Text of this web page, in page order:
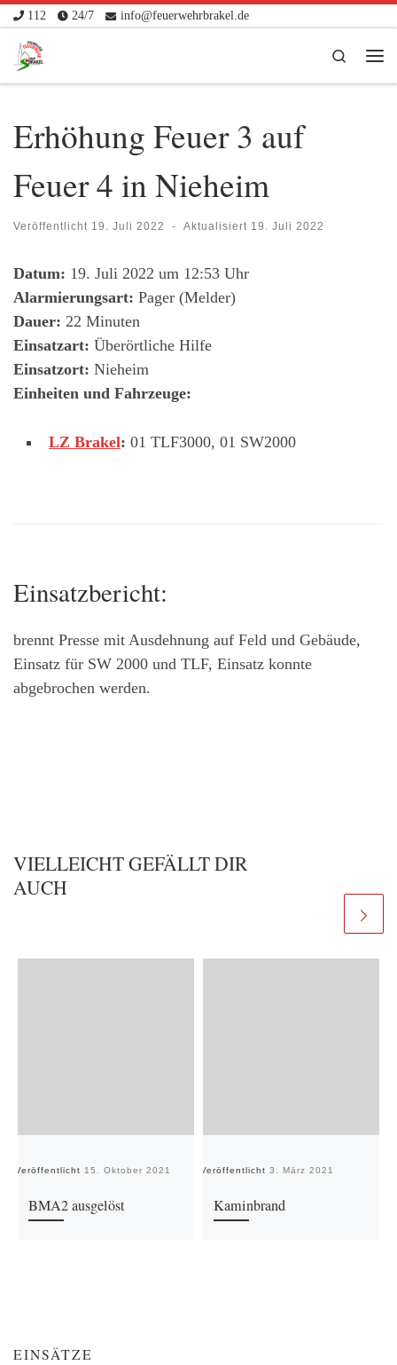
Zum Inhalt springen
112 24/7 info@feuerwehrbrakel.de
Search
Erhöhung Feuer 3 auf
Feuer 4 in Nieheim
Veröffentlicht 19. Juli 2022 - Aktualisiert 19. Juli 2022
Datum: 19. Juli 2022 um 12:53 Uhr
Alarmierungsart: Pager (Melder)
Dauer: 22 Minuten
Einsatzart: Überörtliche Hilfe
Einsatzort: Nieheim
Einheiten und Fahrzeuge:
LZ Brakel: 01 TLF3000, 01 SW2000
Einsatzbericht:
brennt Presse mit Ausdehnung auf Feld und Gebäude,
Einsatz für SW 2000 und TLF, Einsatz konnte
abgebrochen werden.
VIELLEICHT GEFÄLLT DIR
AUCH
Veröffentlicht 15. Oktober 2021
BMA2 ausgelöst
Veröffentlicht 3. März 2021
Kaminbrand
EINSÄTZE